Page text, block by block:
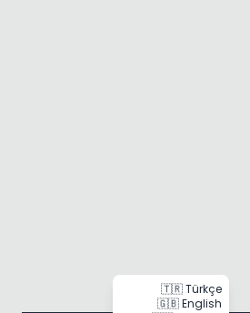
🇹🇷 Türkçe
🇬🇧 English